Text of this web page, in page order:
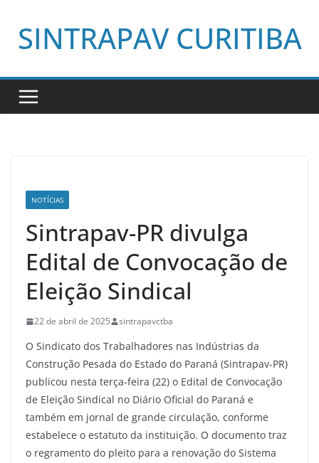
paraSINTRAPAV CURITIBA
NOTÍCIAS
Sintrapav-PR divulga
Edital de Convocação de
Eleição Sindical
22 de abril de 2025 sintrapavctba
O Sindicato dos Trabalhadores nas Indústrias da
Construção Pesada do Estado do Paraná (Sintrapav-PR)
publicou nesta terça-feira (22) o Edital de Convocação
de Eleição Sindical no Diário Oficial do Paraná e
também em jornal de grande circulação, conforme
estabelece o estatuto da instituição. O documento traz
o regramento do pleito para a renovação do Sistema